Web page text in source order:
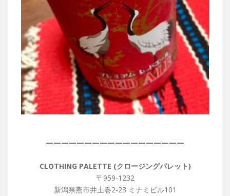
——————————————————
CLOTHING PALETTE (クロージングパレット)
〒959-1232
新潟県燕市井土巻2-23 ミナミビル101